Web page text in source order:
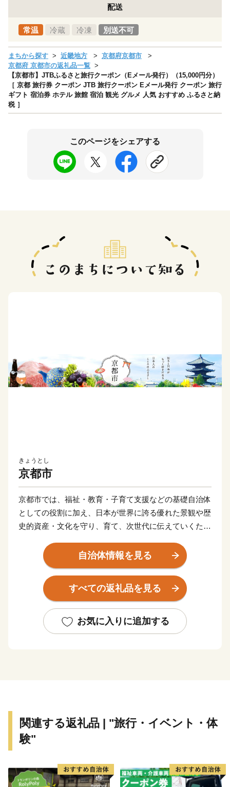
配送
常温 冷蔵 冷凍 別送不可
まちから探す 近畿地方
京都府京都市
京都府 京都市の返礼品一覧
【京都市】JTBふるさと旅行クーポン（Eメール発行）（15,000円分）
［ 京都 旅行券 クーポン JTB 旅行クーポン Eメール発行 クーポン 旅行
ギフト 宿泊券 ホテル 旅館 宿泊 観光 グルメ 人気 おすすめ ふるさと納
税 ］
このページをシェアする
きょうとし
京都市
京都市では、福祉・教育・子育て支援などの基礎自治体
としての役割に加え、日本が世界に誇る優れた景観や歴
史的資産・文化を守り、育て、次世代に伝えていくた
京都の文化と景観は、日本の文化と景観の原点といえる
ものです。これらを保全・継承していくためには多額の
費用がかかります。心のふるさと、京都を未来に引き継
いでいくため、御寄付をお願いします。
〇個別のホームページから寄付ができる事業(寄付のお
手続き等の詳細は、各サイトで御案内しています。）
https://www.city.kyoto.lg.jp/hokenfukushi/page/
http://www.biwako-sosui.jp/furusato/
自治体情報を見る
すべての返礼品を見る
お気に入りに追加する
関連する返礼品 | "旅行・イベント・体
験"